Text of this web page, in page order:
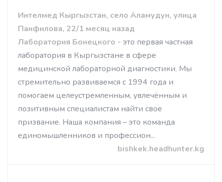
Интелмед Кыргызстан, село Аламудун, улица
Панфилова, 22/1 месяц назад
Лаборатория Бонецкого - это первая частная
лаборатория в Кыргызстане в сфере
медицинской лабораторной диагностики. Мы
стремительно развиваемся с 1994 года и
помогаем целеустремленным, увлечённым и
позитивным специалистам найти свое
призвание. Наша компания – это команда
единомышленников и профессион...
bishkek.headhunter.kg